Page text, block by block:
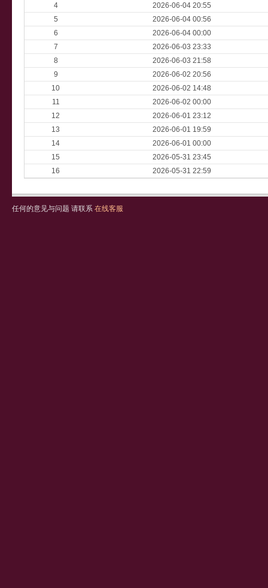
4
2026-06-04 20:55
5
2026-06-04 00:56
6
2026-06-04 00:00
7
2026-06-03 23:33
8
2026-06-03 21:58
9
2026-06-02 20:56
10
2026-06-02 14:48
11
2026-06-02 00:00
12
2026-06-01 23:12
13
2026-06-01 19:59
14
2026-06-01 00:00
15
2026-05-31 23:45
16
2026-05-31 22:59
任何的意见与问题 请联系 在线客服